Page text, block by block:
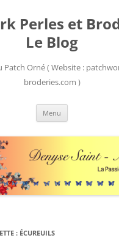
Perles et
Le Blog
Patch Orné ( Website :
broderies.com )
Menu
: ÉCUREUILS